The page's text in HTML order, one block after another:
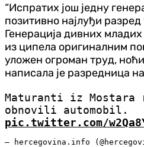
“Испратих још једну
позитивно најлуђи
Генерација дивних
из ципела оригиналним
уложен огроман труд,
написала је разредница
Maturanti iz Mostara
obnovili automobil.
pic.twitter.com/
— hercegovina.info